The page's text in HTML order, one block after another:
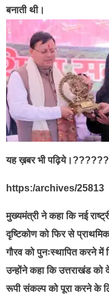
बनाती थी।
यह ख़बर भी
https:/archives/25813
मुख्यमंत्री ने कहा कि नई
दृष्टिकोण को फिर से
गौरव को पुनःस्थापित करने में
उन्होंने कहा कि उत्तराखंड
रूपी संकल्प को पूरा करने के